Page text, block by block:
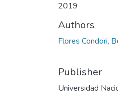
2019
Authors
Flores Condori,
Publisher
Universidad